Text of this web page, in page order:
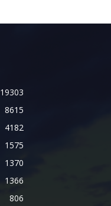
19303
8615
4182
1575
1370
1366
806